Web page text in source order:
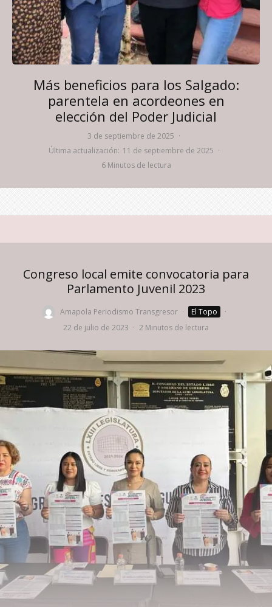
Más beneficios para los Salgado:
parentela en acordeones en
elección del Poder Judicial
3 de septiembre de 2025 ·
Última actualización: 11 de septiembre de 2025 ·
6 Minutos de lectura
Congreso local emite convocatoria para
Parlamento Juvenil 2023
Amapola Periodismo Transgresor · El Topo
·
22 de julio de 2023 · 2 Minutos de lectura